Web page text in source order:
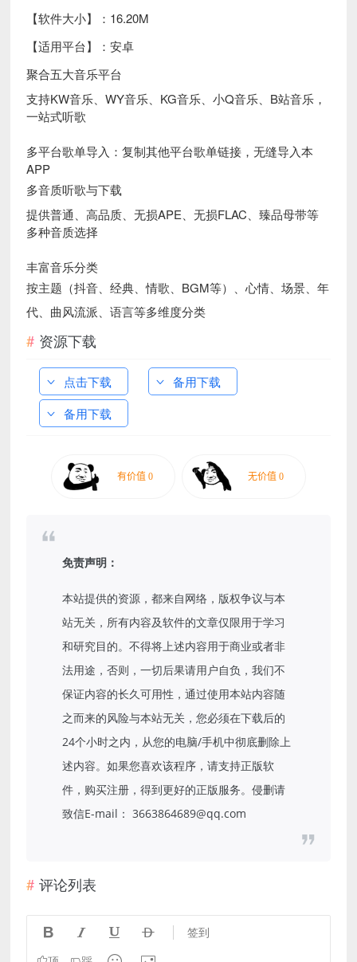
【软件大小】：16.20M
【适用平台】：安卓
聚合五大音乐平台
支持KW音乐、WY音乐、KG音乐、小Q音乐、B站音乐，
一站式听歌
多平台歌单导入：复制其他平台歌单链接，无缝导入本
APP
多音质听歌与下载
提供普通、高品质、无损APE、无损FLAC、臻品母带等
多种音质选择
丰富音乐分类
按主题（抖音、经典、情歌、BGM等）、心情、场景、年
代、曲风流派、语言等多维度分类
资源下载
点击下载
备用下载
备用下载
免责声明：
本站提供的资源，都来自网络，版权争议与本
站无关，所有内容及软件的文章仅限用于学习
和研究目的。不得将上述内容用于商业或者非
法用途，否则，一切后果请用户自负，我们不
保证内容的长久可用性，通过使用本站内容随
之而来的风险与本站无关，您必须在下载后的
24个小时之内，从您的电脑/手机中彻底删除上
述内容。如果您喜欢该程序，请支持正版软
件，购买注册，得到更好的正版服务。侵删请
致信E-mail： 3663864689@qq.com
评论列表
    签到